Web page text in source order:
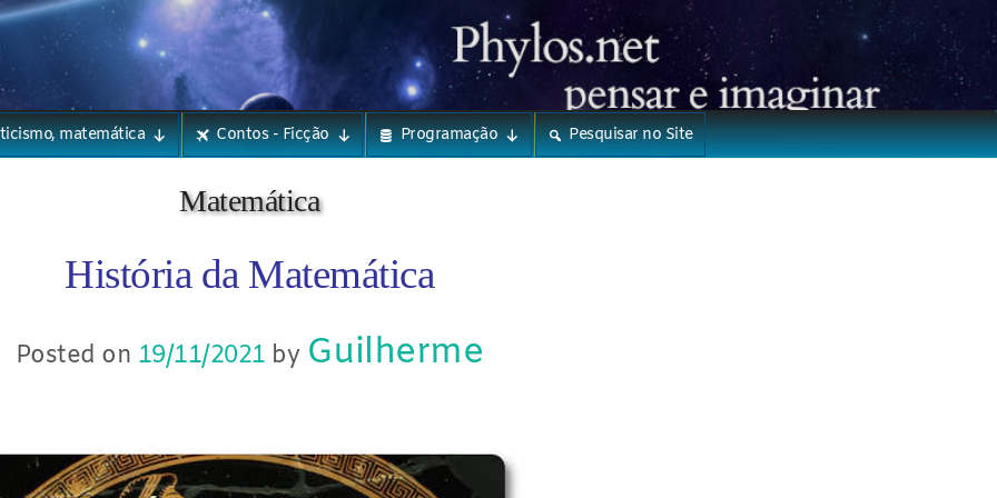
matemática Contos - Ficção Programação Pesquisar no Site
Matemática
História da Matemática
Posted on 19/11/2021 by Guilherme